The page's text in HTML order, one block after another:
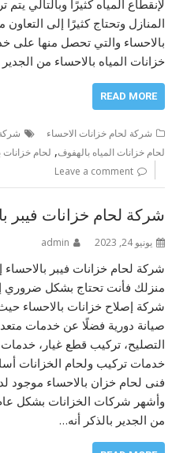
لإنقطاع المياه كثيرًا وبالتالي
المنازل وتحتاج كثيرًا إلى
بالاحساء والتي تحصل منها على
خزانات المياه بالاحساء من
READ MORE
شركة لحام خزانات الاحساء
لحام خزانات المياه بالهفوف, لحام خزانات
Leave a comment
شركة لحام خزانات فيبر بالاحساء
يونيو 24, 2023 admin
شركة لحام خزانات فيبر
منزلك فأنت تحتاج بشكل ضروري
شركة إصلاح خزانات بالاحساء
صيانة دورية فضلًا عن خدمات
التصليح، تركيب قطع غيار،
خدمات تركيب ولحام الخزانات
فنى لحام خزان بالاحساء موجود
وأشهر شركات الخزانات بشكل
من الجدير بالذكر أنه…